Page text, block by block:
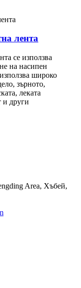
лента
се използва
на насипен
широко
зърното,
леката
и други
Area, Хъбей,